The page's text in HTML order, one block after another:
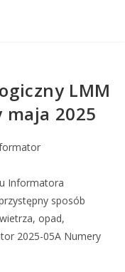
LMM
2025
Informatora
sposób
opad,
2025-05A Numery